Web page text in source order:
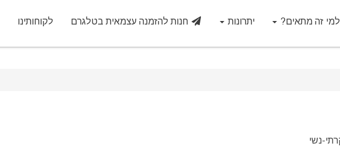
למי זה מתאים? יתרונות חנות להזמנה עצמאית בטלגרם לקוחותינו